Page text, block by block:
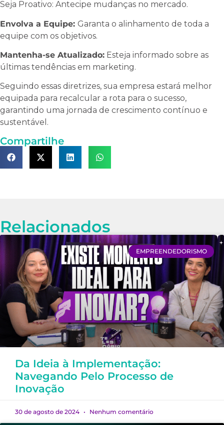
Seja Proativo: Antecipe mudanças no mercado.
Envolva a Equipe: Garanta o alinhamento de toda a
equipe com os objetivos.
Mantenha-se Atualizado: Esteja informado sobre as
últimas tendências em marketing.
Seguindo essas diretrizes, sua empresa estará melhor
equipada para recalcular a rota para o sucesso,
garantindo uma jornada de crescimento contínuo e
sustentável.
Compartilhe
Relacionados
EMPREENDEDORISMO
Da Ideia à Implementação:
Navegando Pelo Processo de
Inovação
30 de agosto de 2024 Nenhum comentário